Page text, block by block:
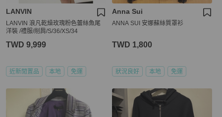
LANVIN
LANVIN 浪凡乾燥玫瑰粉色蕾絲魚尾
洋裝 /禮服/削肩/S/36/XS/34
TWD 9,999
近新閒置品 本地 免運
Anna Sui
ANNA SUI 安娜蘇絲質罩衫
TWD 1,800
狀況良好 本地 免運